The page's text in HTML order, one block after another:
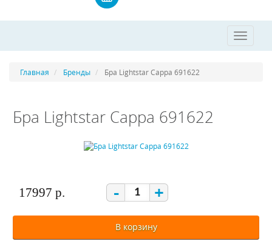
Toggle
Главная Бренды Бра Lightstar Cappa 691622
Бра Lightstar Cappa 691622
17997 р. - +
В корзину